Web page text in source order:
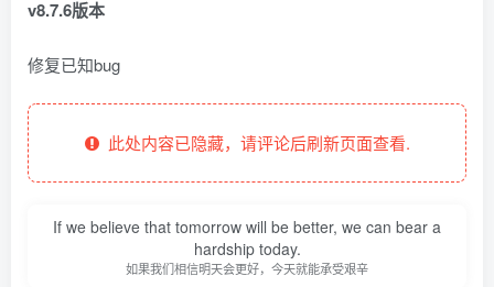
v8.7.6版本
修复已知bug
此处内容已隐藏，请评论后刷新页面查看.
If we believe that tomorrow will be better, we can bear a
hardship today.
如果我们相信明天会更好，今天就能承受艰辛